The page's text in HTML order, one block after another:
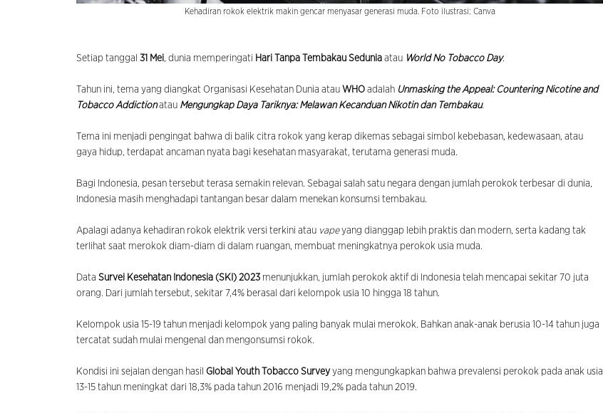
Kehadiran rokok elektrik makin gencar menyasar generasi muda. Foto ilustrasi: Canva
Setiap tanggal 31 Mei, dunia memperingati Hari Tanpa Tembakau Sedunia atau World No Tobacco Day.
Tahun ini, tema yang diangkat Organisasi Kesehatan Dunia atau WHO adalah Unmasking the Appeal: Countering Nicotine and
Tobacco Addictionatau Mengungkap Daya Tariknya: Melawan Kecanduan Nikotin dan Tembakau.
Tema ini menjadi pengingat bahwa di balik citra rokok yang kerap dikemas sebagai simbol kebebasan, kedewasaan, atau
gaya hidup, terdapat ancaman nyata bagi kesehatan masyarakat, terutama generasi muda.
Bagi Indonesia, pesan tersebut terasa semakin relevan. Sebagai salah satu negara dengan jumlah perokok terbesar di dunia,
Indonesia masih menghadapi tantangan besar dalam menekan konsumsi tembakau.
Apalagi adanya kehadiran rokok elektrik versi terkini atau vapeyang dianggap lebih praktis dan modern, serta kadang tak
terlihat saat merokok diam-diam di dalam ruangan, membuat meningkatnya perokok usia muda.
Data Survei Kesehatan Indonesia (SKI) 2023 menunjukkan, jumlah perokok aktif di Indonesia telah mencapai sekitar 70 juta
orang. Dari jumlah tersebut, sekitar 7,4% berasal dari kelompok usia 10 hingga 18 tahun.
Kelompok usia 15-19 tahun menjadi kelompok yang paling banyak mulai merokok. Bahkan anak-anak berusia 10-14 tahun juga
tercatat sudah mulai mengenal dan mengonsumsi rokok.
Kondisi ini sejalan dengan hasil Global Youth Tobacco Survey yang mengungkapkan bahwa prevalensi perokok pada anak usia
13-15 tahun meningkat dari 18,3% pada tahun 2016 menjadi 19,2% pada tahun 2019.